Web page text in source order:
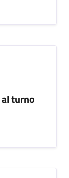
turno